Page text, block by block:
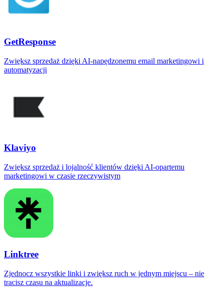
GetResponse
Zwiększ sprzedaż dzięki AI‑napędzonemu email marketingowi i
automatyzacji
Klaviyo
Zwiększ sprzedaż i lojalność klientów dzięki AI‑opartemu
marketingowi w czasie rzeczywistym
Linktree
Zjednocz wszystkie linki i zwiększ ruch w jednym miejscu – nie
tracisz czasu na aktualizacje.